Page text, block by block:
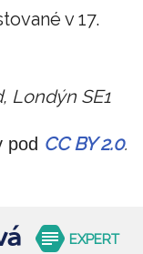
v 17.
Londýn SE1
pod CC BY 2.0.
EXPERT